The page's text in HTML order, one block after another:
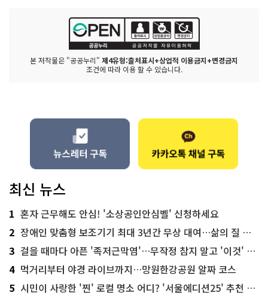
본 저작물은 "공공누리" 제4유형:출처표시+상업적 이용금지+변경금지
조건에 따라 이용 할 수 있습니다.
최신 뉴스
1 혼자 근무해도 안심! '소상공인안심벨' 신청하세요
2 장애인 맞춤형 보조기기 최대 3년간 무상 대여…삶의 질 높인다
3 걸을 때마다 아픈 '족저근막염'…무작정 참지 말고 '이것' 해보세요!
4 먹거리부터 야경 라이브까지…망원한강공원 알짜 코스
5 시민이 사랑한 '찐' 로컬 명소 어디? '서울에디션25' 추천 코스